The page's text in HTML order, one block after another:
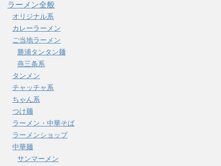
ラーメン全般
オリジナル系
カレーラーメン
ご当地ラーメン
勝浦タンタン麺
燕三条系
タンメン
チャッチャ系
ちゃん系
つけ麺
ラーメン・中華そば
ラーメンショップ
中華麺
サンマーメン